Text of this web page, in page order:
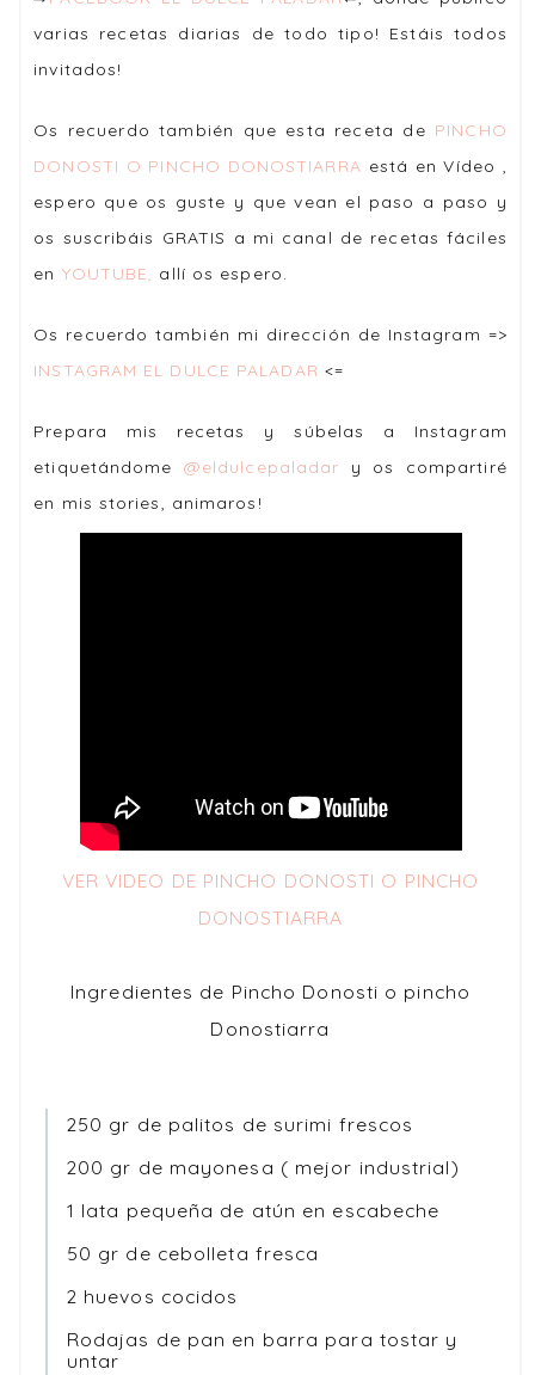
varias recetas diarias de todo tipo! Estáis todos
invitados!
Os recuerdo también que esta receta de PINCHO
DONOSTI O PINCHO DONOSTIARRA está en Vídeo ,
espero que os guste y que vean el paso a paso y
os suscribáis GRATIS a mi canal de recetas fáciles
en YOUTUBE, allí os espero.
Os recuerdo también mi dirección de Instagram =>
INSTAGRAM EL DULCE PALADAR <=
Prepara mis recetas y súbelas a Instagram
etiquetándome @eldulcepaladar y os compartiré
en mis stories, animaros!
VER VIDEO DE PINCHO DONOSTI O PINCHO
DONOSTIARRA
Ingredientes de Pincho Donosti o pincho
Donostiarra
250 gr de palitos de surimi frescos
200 gr de mayonesa ( mejor industrial)
1 lata pequeña de atún en escabeche
50 gr de cebolleta fresca
2 huevos cocidos
Rodajas de pan en barra para tostar y
untar